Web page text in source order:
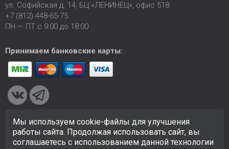
ул. Софийская д. 14, БЦ «ЛЕНИНЕЦ», офис 518
+7 (812) 448-65-75
ПН — ПТ с 9:00 до 18:00
Принимаем банковские карты:
© 2005-2026 ООО «КСК». Сайтhttps://ksk24.ruсоздан
исключительно в информационных целях и любая информация
на сайте не является публичной офертой.Политика в
Мы используем cookie-файлы для улучшения
работы сайта. Продолжая использовать сайт, вы
соглашаетесь с использованием данной технологии